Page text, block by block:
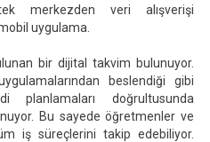
merkezden veri alışverişi
uygulama.
bir dijital takvim bulunuyor.
beslendiği gibi
planlamaları doğrultusunda
Bu sayede öğretmenler ve
iş süreçlerini takip edebiliyor.